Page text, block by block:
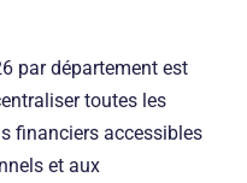
par département est
toutes les
financiers accessibles
et aux